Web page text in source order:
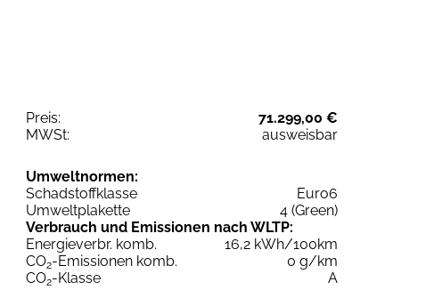
Preis:
71.299,00 €
MWSt:
ausweisbar
Umweltnormen:
Schadstoffklasse
Euro6
Umweltplakette
4 (Green)
Verbrauch und Emissionen nach WLTP:
Energieverbr. komb.
16,2 kWh/100km
CO2-Emissionen komb.
0 g/km
CO2-Klasse
A